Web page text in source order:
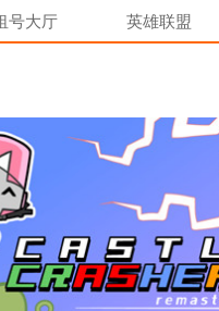
号大厅 英雄联盟